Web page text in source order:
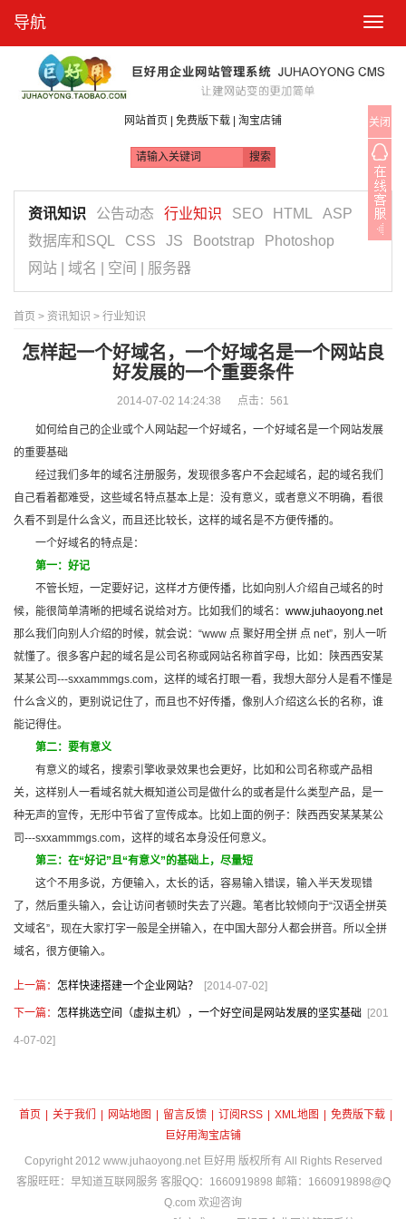
T
g
n
a
v
i
g
a
i
o
导航
网站首页 | 免费版下载 | 淘宝店铺
资讯知识 公告动态 行业知识 SEO HTML
ASP
数据库和SQL
CSS JS Bootstrap
Photoshop
网站 | 域名 | 空间 | 服务器
首页 > 资讯知识 > 行业知识
怎样起一个好域名，一个好域名是一个网站良
好发展的一个重要条件
2014-07-02 14:24:38 点击： 561
如何给自己的企业或个人网站起一个好域名， 一个好域名是一个网站发展
的重要基础
经过我们多年的域名注册服务，发现很多客户不会起域名，起的域名我们
自己看着都难受，这些域名特点基本上是：没有意义，或者意义不明确，看很
久看不到是什么含义，而且还比较长，这样的域名是不方便传播的。
一个好域名的特点是：
第一：好记
不管长短，一定要好记，这样才方便传播，比如向别人介绍自己域名的时
候，能很简单清晰的把域名说给对方。比如我们的域名： www.juhaoyong.net
那么我们向别人介绍的时候，就会说：“www 点 聚好用全拼 点 net”，别人一听
就懂了。很多客户起的域名是公司名称或网站名称首字母，比如：陕西西安某
某某公司---sxxammmgs.com，这样的域名打眼一看，我想大部分人是看不懂是
什么含义的，更别说记住了，而且也不好传播，像别人介绍这么长的名称，谁
能记得住。
第二：要有意义
有意义的域名，搜索引擎收录效果也会更好，比如和公司名称或产品相
关，这样别人一看域名就大概知道公司是做什么的或者是什么类型产品，是一
种无声的宣传，无形中节省了宣传成本。比如上面的例子：陕西西安某某某公
司---sxxammmgs.com，这样的域名本身没任何意义。
第三：在“好记”且“有意义”的基础上，尽量短
这个不用多说，方便输入，太长的话，容易输入错误，输入半天发现错
了，然后重头输入，会让访问者顿时失去了兴趣。笔者比较倾向于“汉语全拼英
文域名”，现在大家打字一般是全拼输入，在中国大部分人都会拼音。所以全拼
域名，很方便输入。
上一篇： 怎样快速搭建一个企业网站？ [2014-07-02]
下一篇： 怎样挑选空间（虚拟主机），一个好空间是网站发展的坚实基础 [201
4-07-02]
首页 关于我们 网站地图 留言反馈 订阅RSS XML地图 免费版下载
巨好用淘宝店铺
Copyright 2012 www.juhaoyong.net巨好用 版权所有 All Rights Reserved
客服旺旺：早知道互联网服务 客服QQ：1660919898 邮箱：1660919898@Q
Q.com 欢迎咨询
关闭